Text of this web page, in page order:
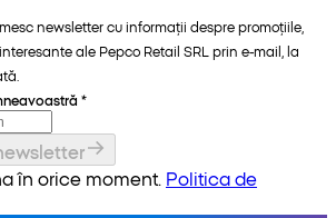
newsletter cu informații despre promoțiile,
ale Pepco Retail SRL prin e-mail, la
*
în orice moment. Politica de